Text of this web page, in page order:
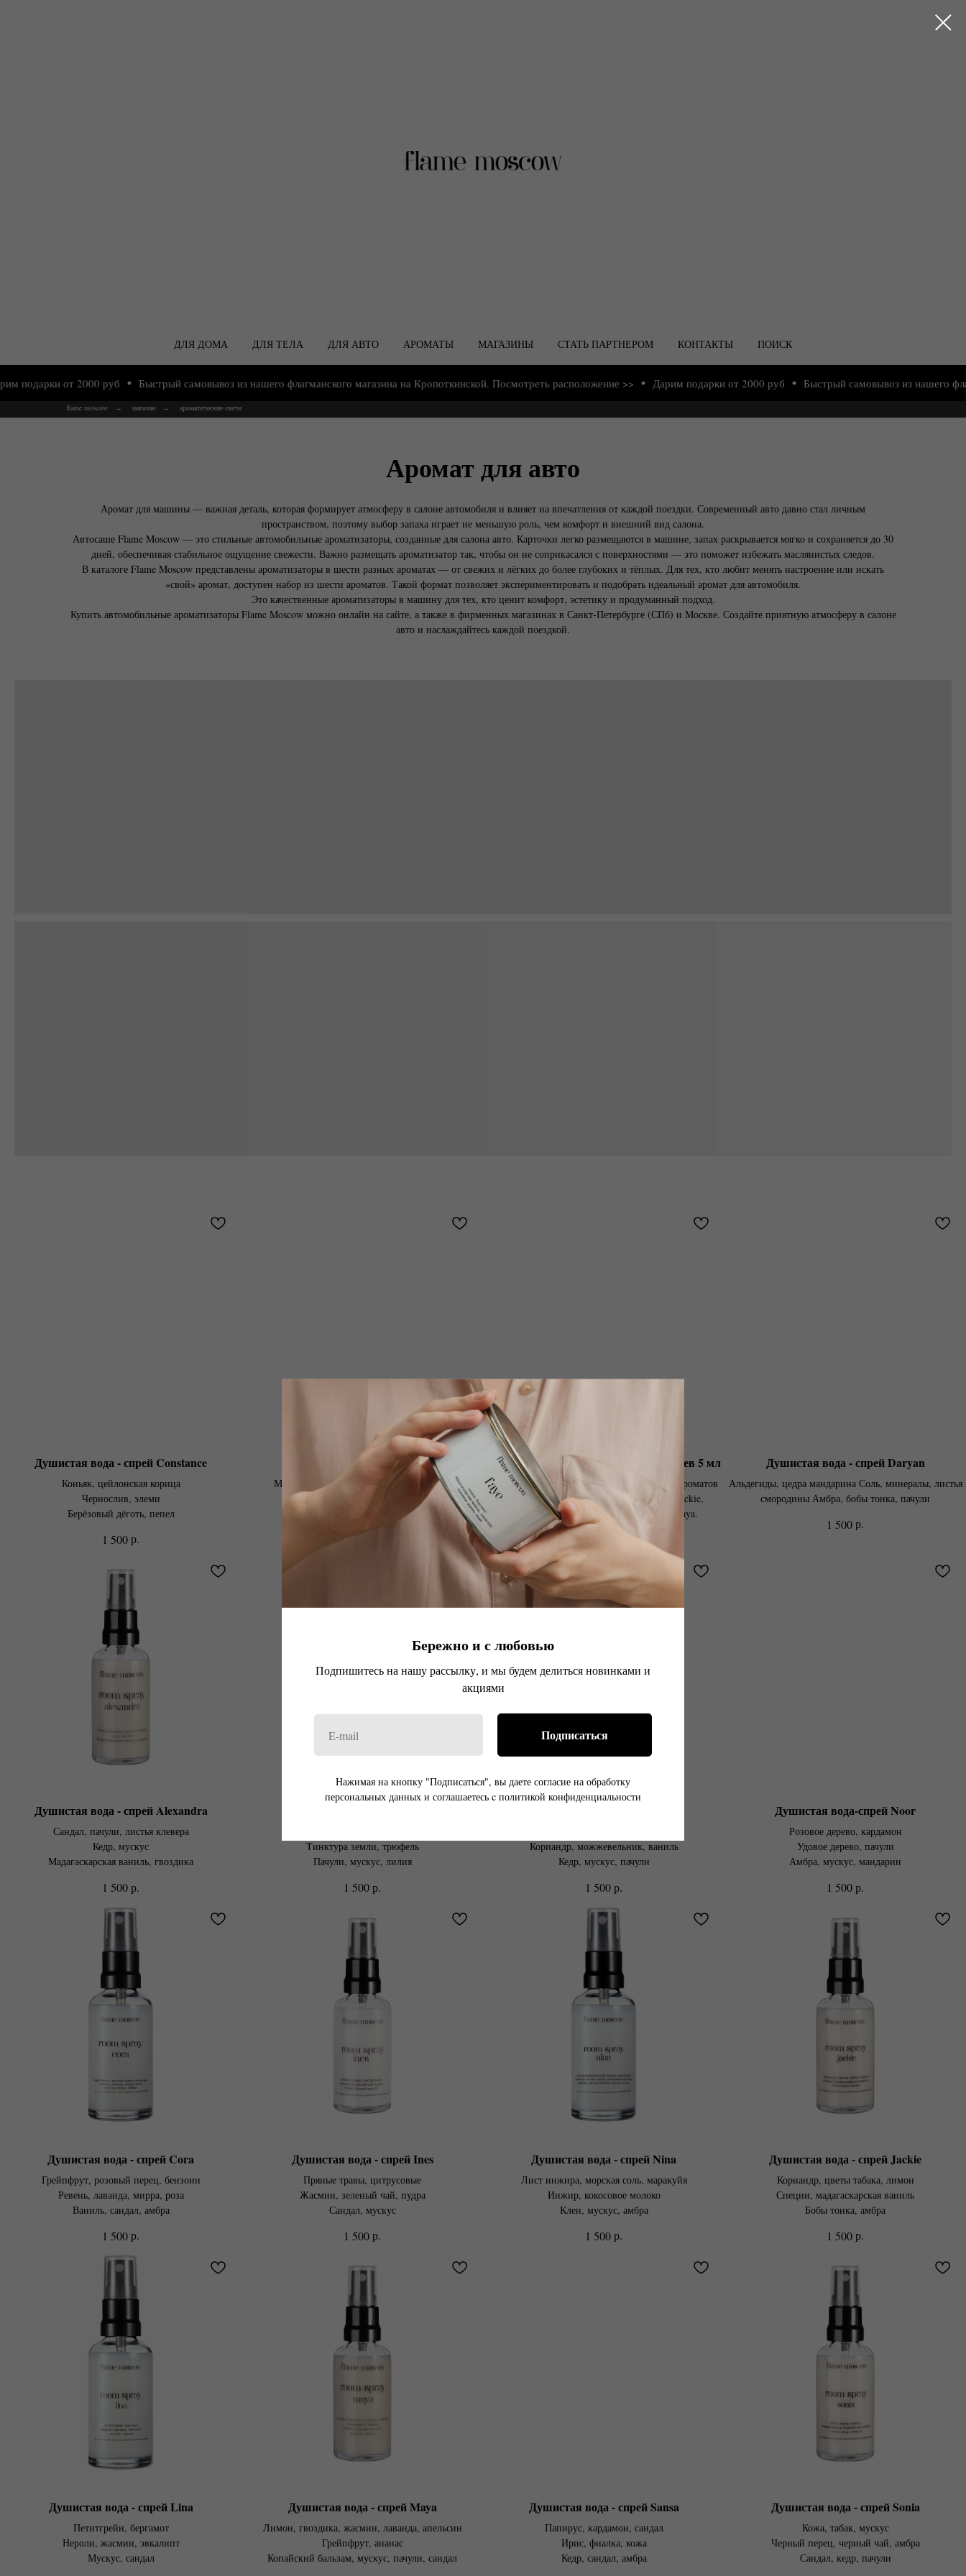
ДЛЯ ДОМА ДЛЯ ТЕЛА ДЛЯ АВТО АРОМАТЫ МАГАЗИНЫ СТАТЬ ПАРТНЕРОМ КОНТАКТЫ ПОИСК
от 2000 руб Быстрый самовывоз из нашего флагманского магазина на Кропоткинской. Посмотреть расположение >> Дарим подарки от 2000 руб Быстрый самовывоз из нашего
flame moscow → магазин → ароматические свечи
Аромат для авто
Аромат для машины — важная деталь, которая формирует атмосферу в салоне автомобиля и влияет на впечатления от каждой поездки. Современный авто давно стал личным
пространством, поэтому выбор запаха играет не меньшую роль, чем комфорт и внешний вид салона.
Автосаше Flame Moscow — это стильные автомобильные ароматизаторы, созданные для салона авто. Карточки легко размещаются в машине, запах раскрывается мягко и сохраняется до 30
дней, обеспечивая стабильное ощущение свежести. Важно размещать ароматизатор так, чтобы он не соприкасался с поверхностями — это поможет избежать маслянистых следов.
В каталоге Flame Moscow представлены ароматизаторы в шести разных ароматах — от свежих и лёгких до более глубоких и тёплых. Для тех, кто любит менять настроение или искать
«свой» аромат, доступен набор из шести ароматов. Такой формат позволяет экспериментировать и подобрать идеальный аромат для автомобиля.
Это качественные ароматизаторы в машину для тех, кто ценит комфорт, эстетику и продуманный подход.
Купить автомобильные ароматизаторы Flame Moscow можно онлайн на сайте, а также в фирменных магазинах в Санкт-Петербурге (СПб) и Москве. Создайте приятную атмосферу в салоне
авто и наслаждайтесь каждой поездкой.
Душистая вода - спрей Constance
Коньяк, цейлонская корица
Чернослив, элеми
Берёзовый дёготь, пепел
1 500р.
Душистая вода - спрей Grace
Металлическая искра, подснежник, мята
Птичье молоко, ледяная груша, орис
Кашмеран, белая амбра, сандал
Набор миниатюр ароматических спреев 5 мл
Набор миниатюр ароматических спреев 12 ароматов
по 5 мл: sonia, anna, ines, marie, daryan, jackie,
alexandra, cora, veronica, gianna, nina, maya.
2 100
Душистая вода - спрей Daryan
Альдегиды, цедра мандарина Соль, минералы, листья
смородины Амбра, бобы тонка, пачули
1 500р.
Душистая вода - спрей Alexandra
Сандал, пачули, листья клевера
Кедр, мускус
Мадагаскарская ваниль, гвоздика
1 500р.
Тинктура земли, трюфель
Пачули, мускус, лилия
1 500р.
Кориандр, можжевельник, ваниль
Кедр, мускус, пачули
1 500р.
Душистая вода-спрей Noor
Розовое дерево, кардамон
Удовое дерево, пачули
Амбра, мускус, мандарин
1 500р.
Душистая вода - спрей Cora
Грейпфрут, розовый перец, бензоин
Ревень, лаванда, мирра, роза
Ваниль, сандал, амбра
1 500р.
Душистая вода - спрей Ines
Пряные травы, цитрусовые
Жасмин, зеленый чай, пудра
Сандал, мускус
1 500р.
Душистая вода - спрей Nina
Лист инжира, морская соль, маракуйя
Инжир, кокосовое молоко
Клен, мускус, амбра
1 500р.
Душистая вода - спрей Jackie
Кориандр, цветы табака, лимон
Специи, мадагаскарская ваниль
Бобы тонка, амбра
1 500р.
Душистая вода - спрей Lina
Петитгрейн, бергамот
Нероли, жасмин, эвкалипт
Мускус, сандал
Душистая вода - спрей Maya
Лимон, гвоздика, жасмин, лаванда, апельсин
Грейпфрут, ананас
Копайский бальзам, мускус, пачули, сандал
Душистая вода - спрей Sansa
Папирус, кардамон, сандал
Ирис, фиалка, кожа
Кедр, сандал, амбра
Душистая вода - спрей Sonia
Кожа, табак, мускус
Черный перец, черный чай, амбра
Сандал, кедр, пачули
Бережно и с любовью
Подпишитесь на нашу рассылку, и мы будем делиться новинками и
акциями
Подписаться
Нажимая на кнопку "Подписаться", вы даете согласие на обработку
персональных данных и соглашаетесь c политикой конфиденциальности